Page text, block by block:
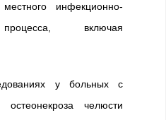
инфекционно-
процесса, включая
у больных с
остеонекроза челюсти